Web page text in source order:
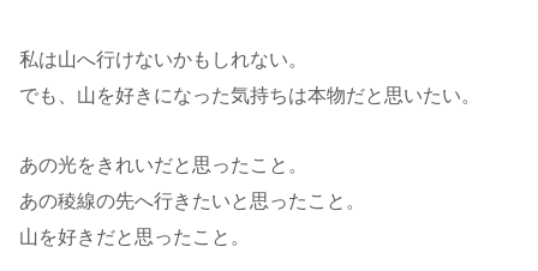
私は山へ行けないかもしれない。
でも、山を好きになった気持ちは本物だと思いたい。
あの光をきれいだと思ったこと。
あの稜線の先へ行きたいと思ったこと。
山を好きだと思ったこと。